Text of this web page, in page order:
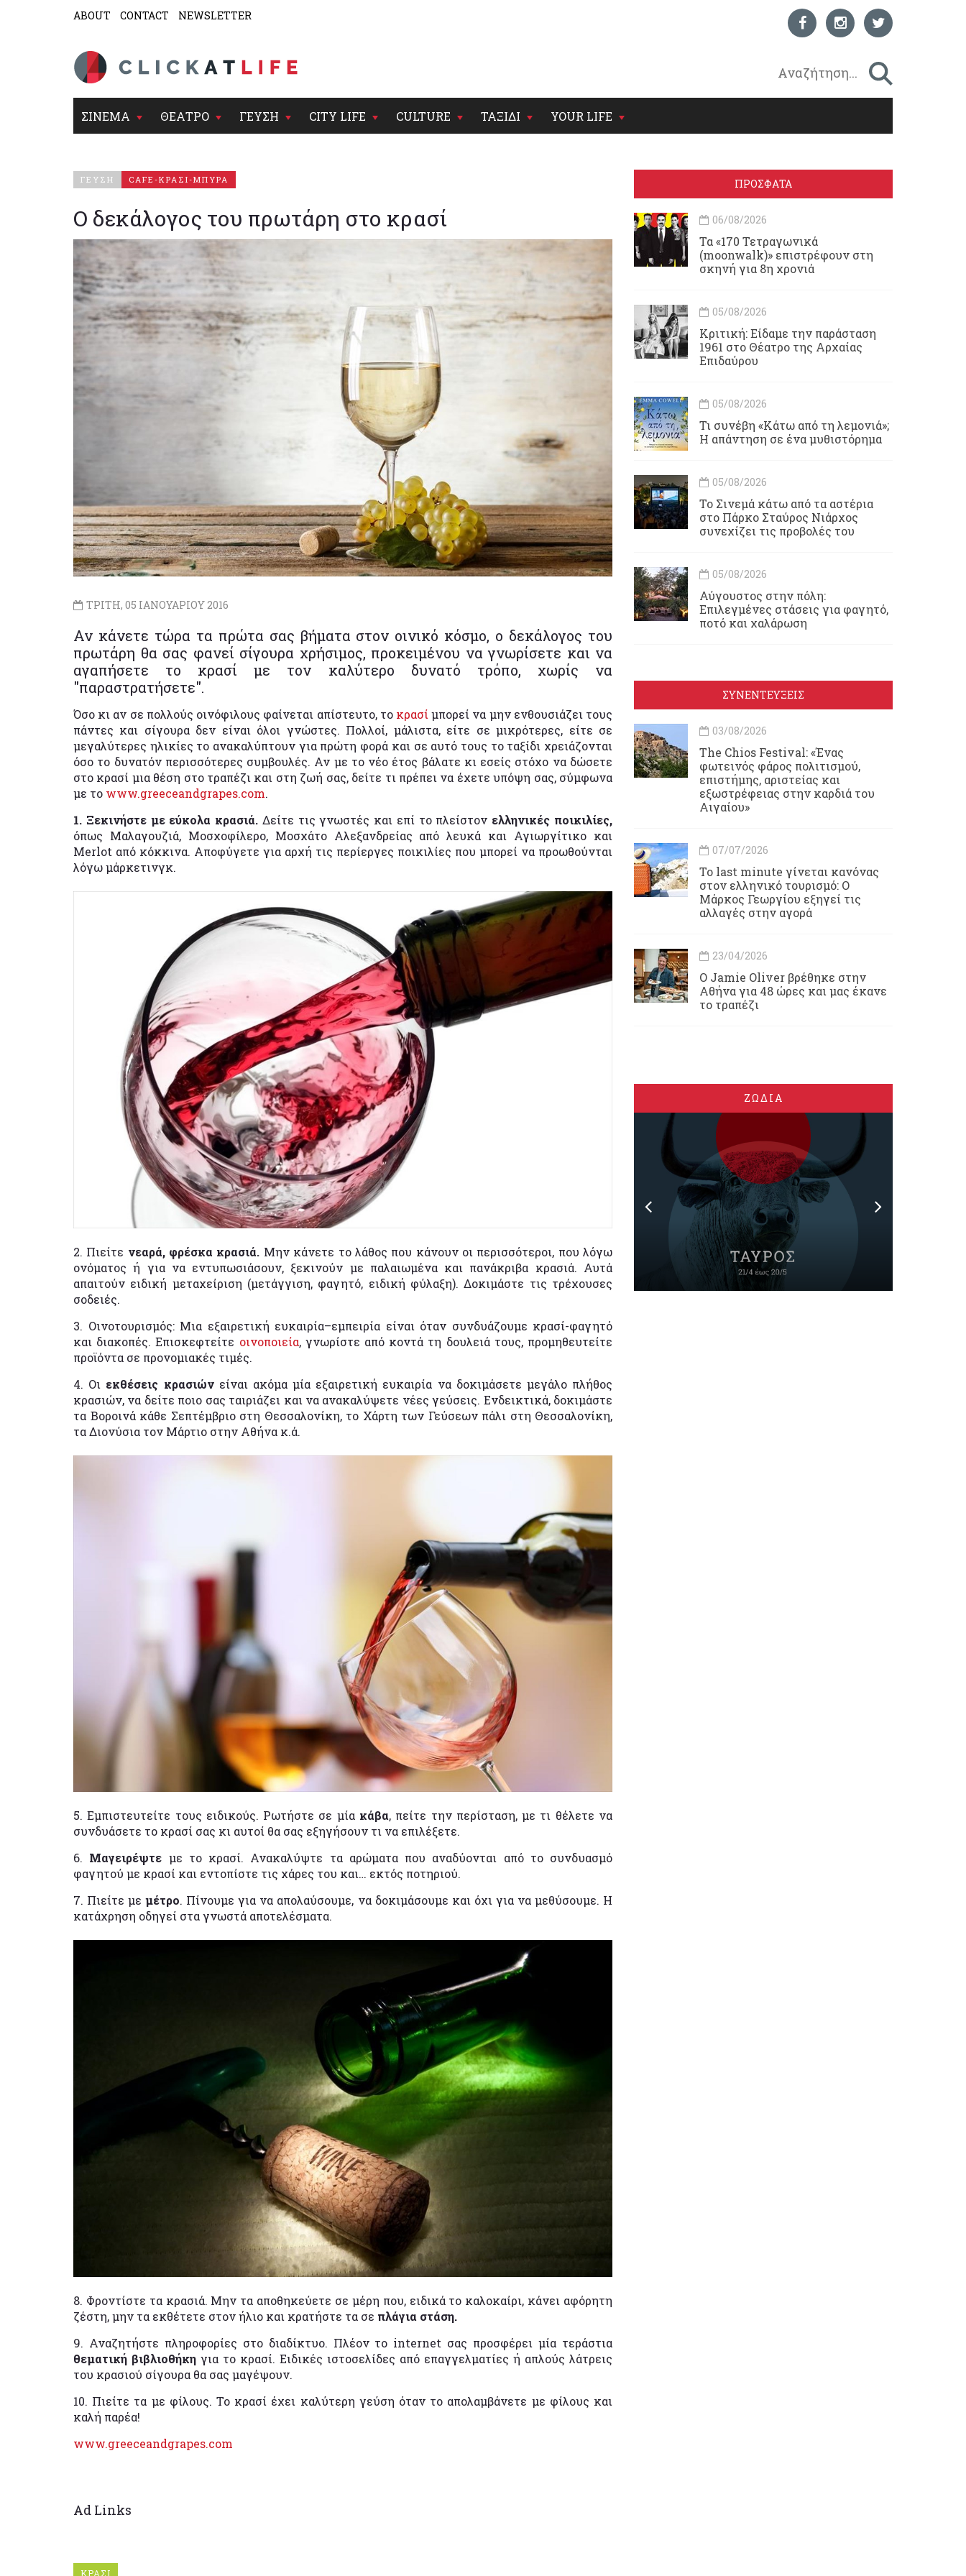
ABOUT CONTACT NEWSLETTER
ΣΙΝΕΜΑ ΘΕΑΤΡΟ ΓΕΥΣΗ CITY LIFE CULTURE ΤΑΞΙΔΙ YOUR LIFE
ΓΕΥΣΗ CAFE-ΚΡΑΣΙ-ΜΠΥΡΑ
Ο δεκάλογος του πρωτάρη στο κρασί
ΤΡΙΤΗ, 05 ΙΑΝΟΥΑΡΙΟΥ 2016
Αν κάνετε τώρα τα πρώτα σας βήματα στον οινικό κόσμο, ο δεκάλογος του
πρωτάρη θα σας φανεί σίγουρα χρήσιμος, προκειμένου να γνωρίσετε και να
αγαπήσετε το κρασί με τον καλύτερο δυνατό τρόπο, χωρίς να
"παραστρατήσετε".
Όσο κι αν σε πολλούς οινόφιλους φαίνεται απίστευτο, το κρασί μπορεί να μην ενθουσιάζει τους
πάντες και σίγουρα δεν είναι όλοι γνώστες. Πολλοί, μάλιστα, είτε σε μικρότερες, είτε σε
μεγαλύτερες ηλικίες το ανακαλύπτουν για πρώτη φορά και σε αυτό τους το ταξίδι χρειάζονται
όσο το δυνατόν περισσότερες συμβουλές. Αν με το νέο έτος βάλατε κι εσείς στόχο να δώσετε
στο κρασί μια θέση στο τραπέζι και στη ζωή σας, δείτε τι πρέπει να έχετε υπόψη σας, σύμφωνα
με το www.greeceandgrapes.com.
1. Ξεκινήστε με εύκολα κρασιά. Δείτε τις γνωστές και επί το πλείστον ελληνικές ποικιλίες,
όπως Μαλαγουζιά, Μοσχοφίλερο, Μοσχάτο Αλεξανδρείας από λευκά και Αγιωργίτικο και
Merlot από κόκκινα. Αποφύγετε για αρχή τις περίεργες ποικιλίες που μπορεί να προωθούνται
λόγω μάρκετινγκ.
2. Πιείτε νεαρά, φρέσκα κρασιά. Μην κάνετε το λάθος που κάνουν οι περισσότεροι, που λόγω
ονόματος ή για να εντυπωσιάσουν, ξεκινούν με παλαιωμένα και πανάκριβα κρασιά. Αυτά
απαιτούν ειδική μεταχείριση (μετάγγιση, φαγητό, ειδική φύλαξη). Δοκιμάστε τις τρέχουσες
σοδειές.
3. Οινοτουρισμός: Μια εξαιρετική ευκαιρία–εμπειρία είναι όταν συνδυάζουμε κρασί-φαγητό
και διακοπές. Επισκεφτείτε οινοποιεία, γνωρίστε από κοντά τη δουλειά τους, προμηθευτείτε
προϊόντα σε προνομιακές τιμές.
4. Οι εκθέσεις κρασιώνείναι ακόμα μία εξαιρετική ευκαιρία να δοκιμάσετε μεγάλο πλήθος
κρασιών, να δείτε ποιο σας ταιριάζει και να ανακαλύψετε νέες γεύσεις. Ενδεικτικά, δοκιμάστε
τα Βοροινά κάθε Σεπτέμβριο στη Θεσσαλονίκη, το Χάρτη των Γεύσεων πάλι στη Θεσσαλονίκη,
τα Διονύσια τον Μάρτιο στην Αθήνα κ.ά.
5. Εμπιστευτείτε τους ειδικούς. Ρωτήστε σε μία κάβα, πείτε την περίσταση, με τι θέλετε να
συνδυάσετε το κρασί σας κι αυτοί θα σας εξηγήσουν τι να επιλέξετε.
6. Μαγειρέψτε με το κρασί. Ανακαλύψτε τα αρώματα που αναδύονται από το συνδυασμό
φαγητού με κρασί και εντοπίστε τις χάρες του και… εκτός ποτηριού.
7. Πιείτε μεμέτρο. Πίνουμε για να απολαύσουμε, να δοκιμάσουμε και όχι για να μεθύσουμε. Η
κατάχρηση οδηγεί στα γνωστά αποτελέσματα.
8. Φροντίστε τα κρασιά. Μην τα αποθηκεύετε σε μέρη που, ειδικά το καλοκαίρι, κάνει αφόρητη
ζέστη, μην τα εκθέτετε στον ήλιο και κρατήστε τα σε πλάγια στάση.
9. Αναζητήστε πληροφορίες στο διαδίκτυο. Πλέον το internet σας προσφέρει μία τεράστια
θεματική βιβλιοθήκη για το κρασί. Ειδικές ιστοσελίδες από επαγγελματίες ή απλούς λάτρεις
του κρασιού σίγουρα θα σας μαγέψουν.
10. Πιείτε τα με φίλους. Το κρασί έχει καλύτερη γεύση όταν το απολαμβάνετε με φίλους και
καλή παρέα!
www.greeceandgrapes.com
Ad Links
ΚΡΑΣΙ
ΠΡΟΣΦΑΤΑ
06/08/2026
Τα «170 Τετραγωνικά
(moonwalk)» επιστρέφουν στη
σκηνή για 8η χρονιά
05/08/2026
Κριτική: Είδαμε την παράσταση
1961 στο Θέατρο της Αρχαίας
Επιδαύρου
05/08/2026
Τι συνέβη «Κάτω από τη λεμονιά»;
Η απάντηση σε ένα μυθιστόρημα
05/08/2026
To Σινεμά κάτω από τα αστέρια
στο Πάρκο Σταύρος Νιάρχος
συνεχίζει τις προβολές του
05/08/2026
Αύγουστος στην πόλη:
Επιλεγμένες στάσεις για φαγητό,
ποτό και χαλάρωση
ΣΥΝΕΝΤΕΥΞΕΙΣ
03/08/2026
Τhe Chios Festival: «Ένας
φωτεινός φάρος πολιτισμού,
επιστήμης, αριστείας και
εξωστρέφειας στην καρδιά του
Αιγαίου»
07/07/2026
Το last minute γίνεται κανόνας
στον ελληνικό τουρισμό: Ο
Μάρκος Γεωργίου εξηγεί τις
αλλαγές στην αγορά
23/04/2026
Ο Jamie Oliver βρέθηκε στην
Αθήνα για 48 ώρες και μας έκανε
το τραπέζι
ΖΩΔΙΑ